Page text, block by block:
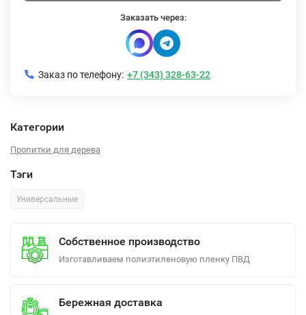
Заказать через:
Заказ по телефону: +7 (343) 328-63-22
Категории
Пропитки для дерева
Тэги
Универсальные
Собственное производство
Изготавливаем полиэтиленовую пленку ПВД
Бережная доставка